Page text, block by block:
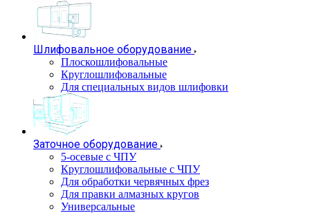
Шлифовальное оборудование
Плоскошлифовальные
Круглошлифовальные
Для специальных видов шлифовки
Заточное оборудование
5-осевые с ЧПУ
Круглошлифовальные с ЧПУ
Для обработки червячных фрез
Для правки алмазных кругов
Универсальные